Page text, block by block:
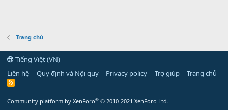
Trang chủ
Tiếng Việt (VN)
Liên hệ
Quy định và Nội quy Privacy policy Trợ giúp Trang chủ
R
Community platform by XenForo® © 2010-2021 XenForo Ltd.